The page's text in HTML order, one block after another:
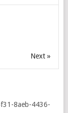
Next »
8aeb-4436-